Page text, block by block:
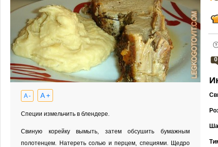
A - A +
Специи измельчить в блендере.
Свиную корейку вымыть, затем обсушить бумажным
полотенцем. Натереть солью и перцем, специями. Щедро
0